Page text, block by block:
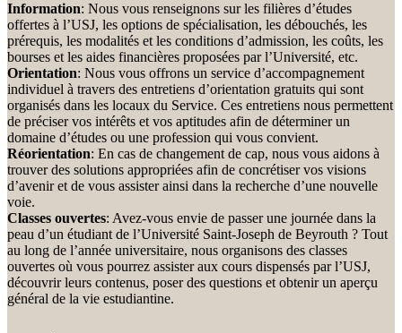
Information: Nous vous renseignons sur les filières d’études
offertes à l’USJ, les options de spécialisation, les débouchés, les
prérequis, les modalités et les conditions d’admission, les coûts, les
bourses et les aides financières proposées par l’Université, etc.
Orientation: Nous vous offrons un service d’accompagnement
individuel à travers des entretiens d’orientation gratuits qui sont
organisés dans les locaux du Service. Ces entretiens nous permettent
de préciser vos intérêts et vos aptitudes afin de déterminer un
domaine d’études ou une profession qui vous convient.
Réorientation: En cas de changement de cap, nous vous aidons à
trouver des solutions appropriées afin de concrétiser vos visions
d’avenir et de vous assister ainsi dans la recherche d’une nouvelle
voie.
Classes ouvertes: Avez-vous envie de passer une journée dans la
peau d’un étudiant de l’Université Saint-Joseph de Beyrouth ? Tout
au long de l’année universitaire, nous organisons des classes
ouvertes où vous pourrez assister aux cours dispensés par l’USJ,
découvrir leurs contenus, poser des questions et obtenir un aperçu
général de la vie estudiantine.